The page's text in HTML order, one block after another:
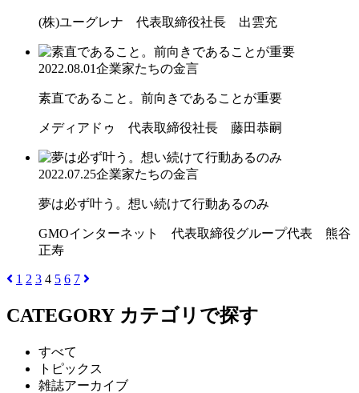
(株)ユーグレナ 代表取締役社長 出雲充
2022.08.01企業家たちの金言
素直であること。前向きであることが重要
メディアドゥ 代表取締役社長 藤田恭嗣
2022.07.25企業家たちの金言
夢は必ず叶う。想い続けて行動あるのみ
GMOインターネット 代表取締役グループ代表 熊谷
正寿
1 2 3 4 5 6 7
CATEGORY カテゴリで探す
すべて
トピックス
雑誌アーカイブ